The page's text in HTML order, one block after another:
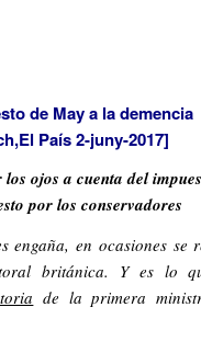
de May a la demencia
País 2-juny-2017]
ojos a cuenta del
por los conservadores
engaña, en ocasiones se
británica. Y es lo
de la primera